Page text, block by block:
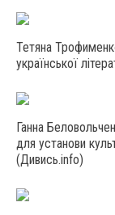
Тетяна
української
Ганна
для установи
(Дивись.info)